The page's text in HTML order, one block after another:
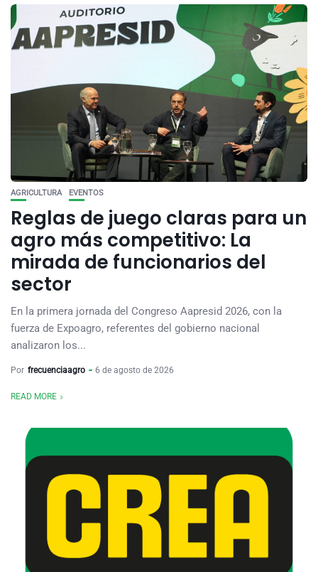
AGRICULTURA EVENTOS
Reglas de juego claras para un
agro más competitivo: La
mirada de funcionarios del
sector
En la primera jornada del Congreso Aapresid 2026, con la
fuerza de Expoagro, referentes del gobierno nacional
analizaron los...
Por frecuenciaagro 6 de agosto de 2026
READ MORE